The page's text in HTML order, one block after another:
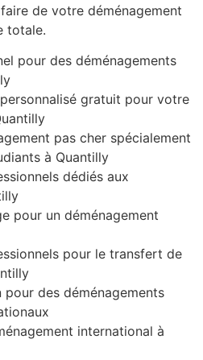
de votre déménagement
totale.
pour des déménagements
gratuit pour votre
pas cher spécialement
à Quantilly
dédiés aux
pour un déménagement
pour le transfert de
des déménagements
international à